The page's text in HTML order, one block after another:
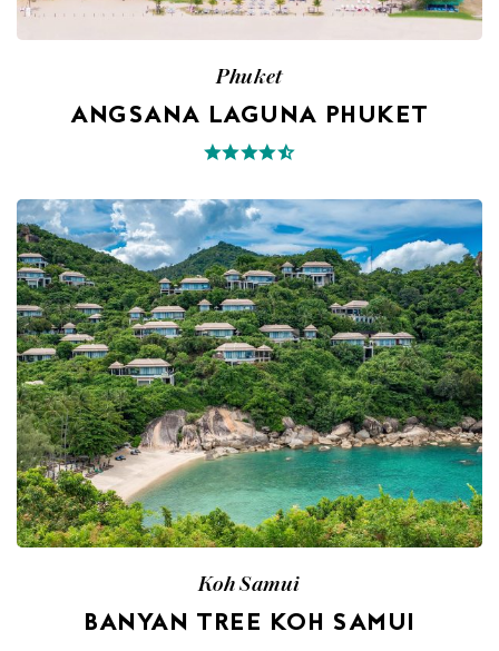
Phuket
ANGSANA LAGUNA PHUKET
Koh Samui
BANYAN TREE KOH SAMUI